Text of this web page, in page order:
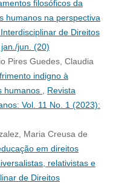
filosóficos da
humanos na perspectiva
de Direitos
jun. (20)
Pires Guedes, Claudia
indigno à
humanos
Revista
Vol. 11 No. 1 (2023):
Maria Creusa de
em direitos
relativistas e
de Direitos